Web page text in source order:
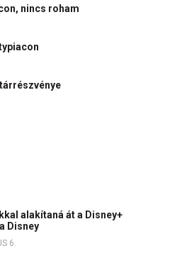
nincs roham
alakítaná át a Disney+
Disney
6.